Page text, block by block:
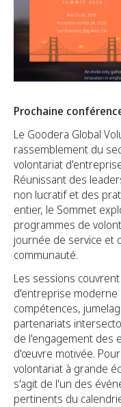
Prochaine
Le Goodera Global
rassemblement du
volontariat
Réunissant des
non lucratif et des
entier, le Sommet
programmes de
journée de service et
communauté.
Les sessions
d'entreprise moderne
compétences,
partenariats
de l'engagement des
d'œuvre motivée.
volontariat à grande
s'agit de l'un des
pertinents du